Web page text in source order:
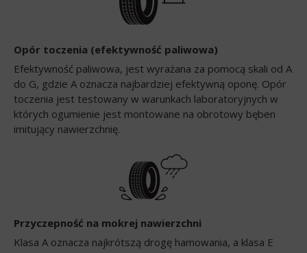
Opór toczenia (efektywność paliwowa)
Efektywność paliwowa, jest wyrażana za pomocą skali od A
do G, gdzie A oznacza najbardziej efektywną oponę. Opór
toczenia jest testowany w warunkach laboratoryjnych w
których ogumienie jest montowane na obrotowy bęben
imitujący nawierzchnię.
Przyczepność na mokrej nawierzchni
Klasa A oznacza najkrótszą drogę hamowania, a klasa E